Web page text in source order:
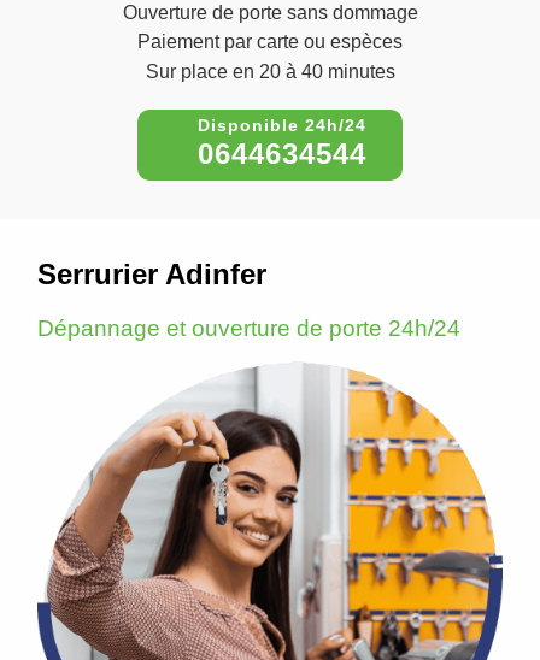
Ouverture de porte sans dommage
Paiement par carte ou espèces
Sur place en 20 à 40 minutes
0644634544
Serrurier Adinfer
Dépannage et ouverture de porte 24h/24